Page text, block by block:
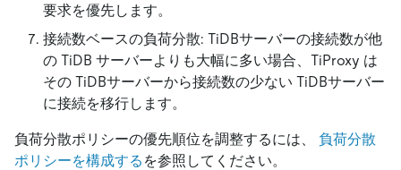
要求を優先します。
接続数ベースの負荷分散: TiDBサーバーの接続数が他
の TiDB サーバーよりも大幅に多い場合、TiProxy は
その TiDBサーバーから接続数の少ない TiDBサーバー
に接続を移行します。
負荷分散ポリシーの優先順位を調整するには、 負荷分散
ポリシーを構成する を参照してください。